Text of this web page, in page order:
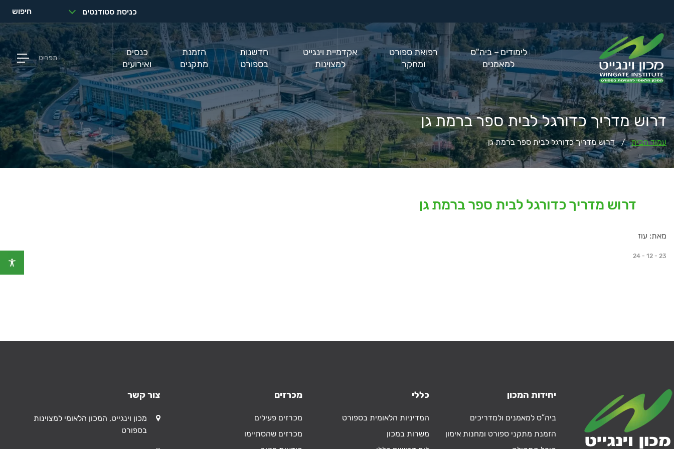
כניסת סטודנטים חיפוש
לימודים – ביה"ס
למאמנים
רפואת ספורט
ומחקר
אקדמיית וינגייט
למצוינות
חדשנות
בספורט
הזמנת
מתקנים
כנסים
ואירועים
תפריט
דרוש מדריך כדורגל לבית ספר ברמת גן
עמוד הבית / דרוש מדריך כדורגל לבית ספר ברמת גן
דרוש מדריך כדורגל לבית ספר ברמת גן
מאת: עוז
24 - 12 - 23
יחידות המכון
ביה”ס למאמנים ולמדריכים
הזמנת מתקני ספורט ומחנות אימון
כללי
המדיניות הלאומית בספורט
משרות במכון
מכרזים
מכרזים פעילים
מכרזים שהסתיימו
צור קשר
כתובת
מכון וינגייט, המכון הלאומי למצוינות
בספורט